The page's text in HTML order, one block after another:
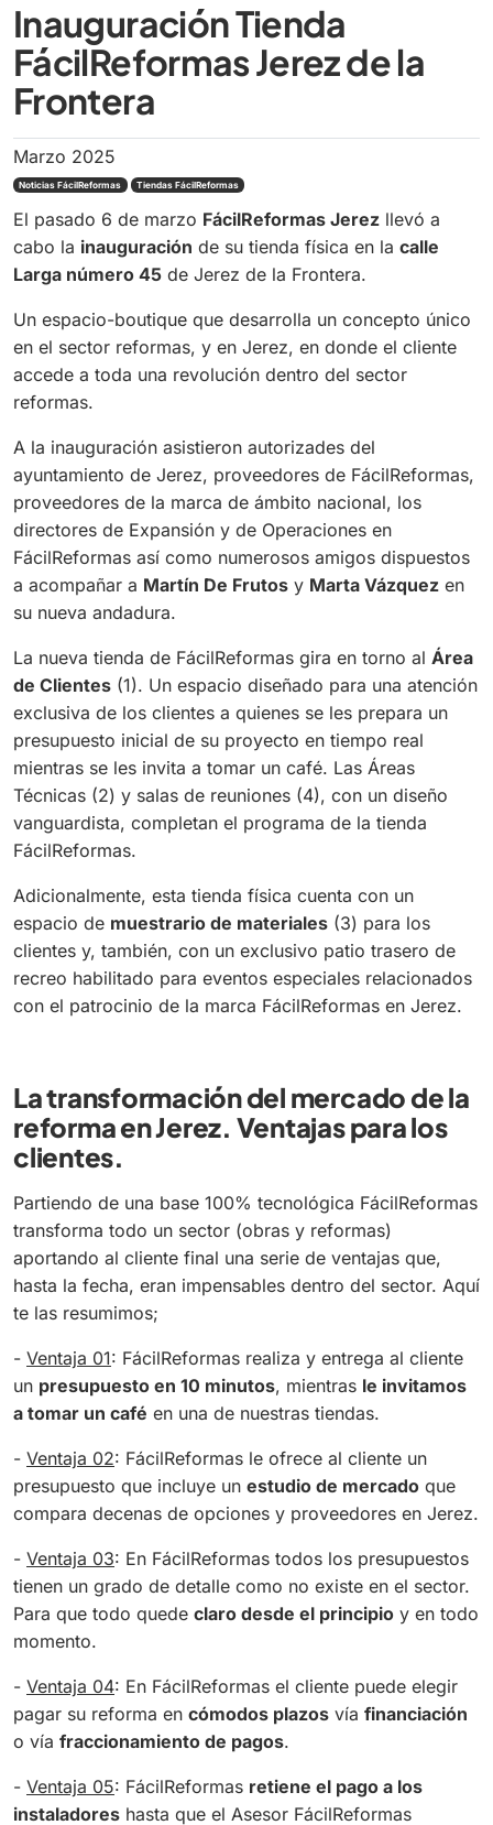
Inauguración Tienda
FácilReformas Jerez de la
Frontera
Marzo 2025
Noticias FácilReformas Tiendas FácilReformas
El pasado 6 de marzo FácilReformas Jerez llevó a
cabo la inauguración de su tienda física en la calle
Larga número 45 de Jerez de la Frontera.
Un espacio-boutique que desarrolla un concepto único
en el sector reformas, y en Jerez, en donde el cliente
accede a toda una revolución dentro del sector
reformas.
A la inauguración asistieron autorizades del
ayuntamiento de Jerez, proveedores de FácilReformas,
proveedores de la marca de ámbito nacional, los
directores de Expansión y de Operaciones en
FácilReformas así como numerosos amigos dispuestos
a acompañar a Martín De Frutos y Marta Vázquez en
su nueva andadura.
La nueva tienda de FácilReformas gira en torno al Área
de Clientes (1). Un espacio diseñado para una atención
exclusiva de los clientes a quienes se les prepara un
presupuesto inicial de su proyecto en tiempo real
mientras se les invita a tomar un café. Las Áreas
Técnicas (2) y salas de reuniones (4), con un diseño
vanguardista, completan el programa de la tienda
FácilReformas.
Adicionalmente, esta tienda física cuenta con un
espacio de muestrario de materiales (3) para los
clientes y, también, con un exclusivo patio trasero de
recreo habilitado para eventos especiales relacionados
con el patrocinio de la marca FácilReformas en Jerez.
La transformación del mercado de la
reforma en Jerez. Ventajas para los
clientes.
Partiendo de una base 100% tecnológica FácilReformas
transforma todo un sector (obras y reformas)
aportando al cliente final una serie de ventajas que,
hasta la fecha, eran impensables dentro del sector. Aquí
te las resumimos;
- Ventaja 01: FácilReformas realiza y entrega al cliente
un presupuesto en 10 minutos, mientras le invitamos
a tomar un café en una de nuestras tiendas.
- Ventaja 02: FácilReformas le ofrece al cliente un
presupuesto que incluye un estudio de mercado que
compara decenas de opciones y proveedores en Jerez.
- Ventaja 03: En FácilReformas todos los presupuestos
tienen un grado de detalle como no existe en el sector.
Para que todo quede claro desde el principio y en todo
momento.
- Ventaja 04: En FácilReformas el cliente puede elegir
pagar su reforma en cómodos plazos vía financiación
o vía fraccionamiento de pagos.
- Ventaja 05: FácilReformas retiene el pago a los
instaladores hasta que el Asesor FácilReformas